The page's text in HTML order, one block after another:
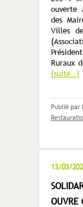
ouverte
des
Villes
Ruraux
(suite…)
Publié par
13/03/
OUVRE